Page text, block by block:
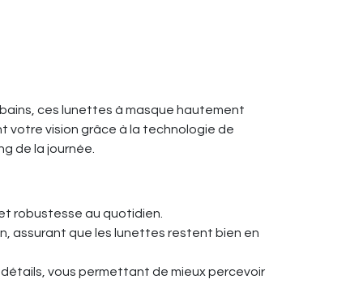
ces lunettes à masque hautement
votre vision grâce à la technologie de
de la journée.
robustesse au quotidien.
assurant que les lunettes restent bien en
vous permettant de mieux percevoir